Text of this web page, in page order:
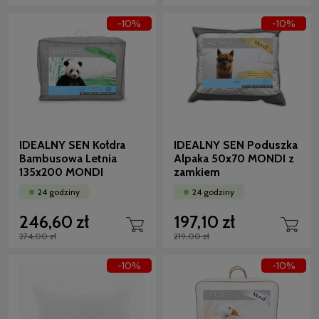
IDEALNY SEN Kołdra
Bambusowa Letnia
135x200 MONDI
24 godziny
246,60 zł
274,00 zł
-10%
IDEALNY SEN Poduszka
Alpaka 50x70 MONDI z
zamkiem
24 godziny
197,10 zł
219,00 zł
-10%
-10% -10%